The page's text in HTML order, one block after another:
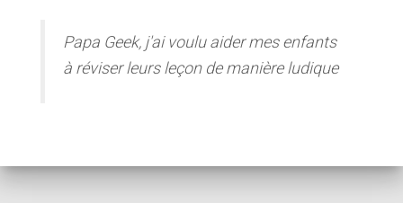
Papa Geek, j'ai voulu aider mes enfants
à réviser leurs leçon de manière ludique